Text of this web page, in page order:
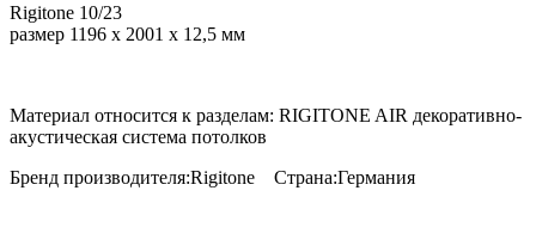
Rigitone 10/23
размер 1196 х 2001 х 12,5 мм
Материал относится к разделам: RIGITONE AIR декоративно-
акустическая система потолков
Бренд производителя:Rigitone Страна:Германия